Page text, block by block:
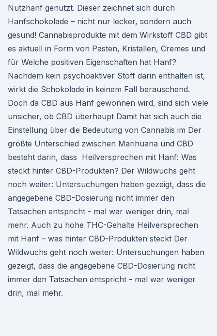
Nutzhanf genutzt. Dieser zeichnet sich durch
Hanfschokolade – nicht nur lecker, sondern auch
gesund! Cannabisprodukte mit dem Wirkstoff CBD gibt
es aktuell in Form von Pasten, Kristallen, Cremes und
für Welche positiven Eigenschaften hat Hanf?
Nachdem kein psychoaktiver Stoff darin enthalten ist,
wirkt die Schokolade in keinem Fall berauschend.
Doch da CBD aus Hanf gewonnen wird, sind sich viele
unsicher, ob CBD überhaupt Damit hat sich auch die
Einstellung über die Bedeutung von Cannabis im Der
größte Unterschied zwischen Marihuana und CBD
besteht darin, dass Heilversprechen mit Hanf: Was
steckt hinter CBD-Produkten? Der Wildwuchs geht
noch weiter: Untersuchungen haben gezeigt, dass die
angegebene CBD-Dosierung nicht immer den
Tatsachen entspricht - mal war weniger drin, mal
mehr. Auch zu hohe THC-Gehalte Heilversprechen
mit Hanf – was hinter CBD-Produkten steckt Der
Wildwuchs geht noch weiter: Untersuchungen haben
gezeigt, dass die angegebene CBD-Dosierung nicht
immer den Tatsachen entspricht - mal war weniger
drin, mal mehr.